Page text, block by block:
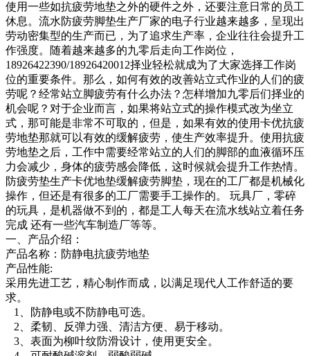
使用一些如抗疲劳地垫之外的硬件之外，还要注意日常的员工
休息。流水防疲劳脚垫生产厂家的电子行业越来越多，呈现出
劳动密集型的生产而已，为了追求生产率，企业往往会提升工
作强度。随着越来越多的九零后走向工作岗位，
18926422390/18926420012择业轻松就成为了大家选择工作岗
位的重要条件。那么，如何有效的改善站立式作业的人们的疲
劳呢？经常站立脚疲劳有什么办法？怎样增加九零后们择业的
机会呢？对于企业而言，如果将站立式的操作模式改为坐立
式，那可能是非常不可取的，但是，如果有效的使用卡优抗疲
劳地垫那就可以有效的缓解疲劳，使生产效率提升。使用抗疲
劳地垫之后，工作中需要经常站立的人们的脚部的血液循环压
力会减少，身体的疲劳感会降低，这时候就会提升工作热情。
防疲劳垫生产卡优地垫缓解疲劳脚垫，现在的工厂都是机械化
操作，但还是有很多的工厂需要手工操作的。 玩具厂，零碎
的玩具，是机器做不到的，都是工人每天在流水线站立着任务
完成 还有一些汽车制造厂等等。
一、产品介绍：
产品名称：防静电抗疲劳地垫
产品性能:
采用先进工艺，精心制作而成，以满足现代人工作舒适的要
求。
1、防静电或不防静电可选。
2、柔韧、反弹力强、清洁方便、易于移动。
3、表面为柳叶纹防滑设计，使用更安全。